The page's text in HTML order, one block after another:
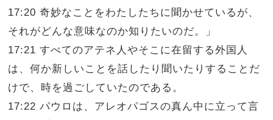
17:20 奇妙なことをわたしたちに聞かせているが、
それがどんな意味なのか知りたいのだ。」
17:21 すべてのアテネ人やそこに在留する外国人
は、何か新しいことを話したり聞いたりすることだ
けで、時を過ごしていたのである。
17:22 パウロは、アレオパゴスの真ん中に立って言